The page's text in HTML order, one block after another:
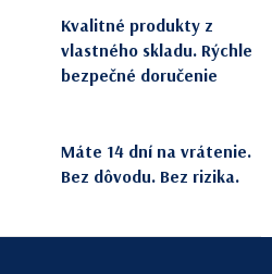
Kvalitné produkty z
vlastného skladu. Rýchle
bezpečné doručenie
Máte 14 dní na vrátenie.
Bez dôvodu. Bez rizika.